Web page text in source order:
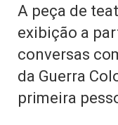
A peça de
exibição a
conversas
da Guerra
primeira